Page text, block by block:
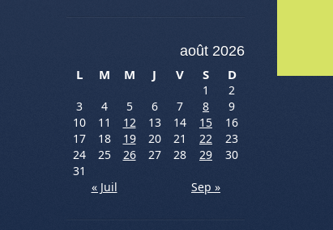
août 2026
L
M M J V S D
1
2
3
4 5 6 7 8
9
10
11 12 13 14 15
16
17
18 19 20 21 22
23
24
25 26 27 28 29
30
31
« Juil
Sep »